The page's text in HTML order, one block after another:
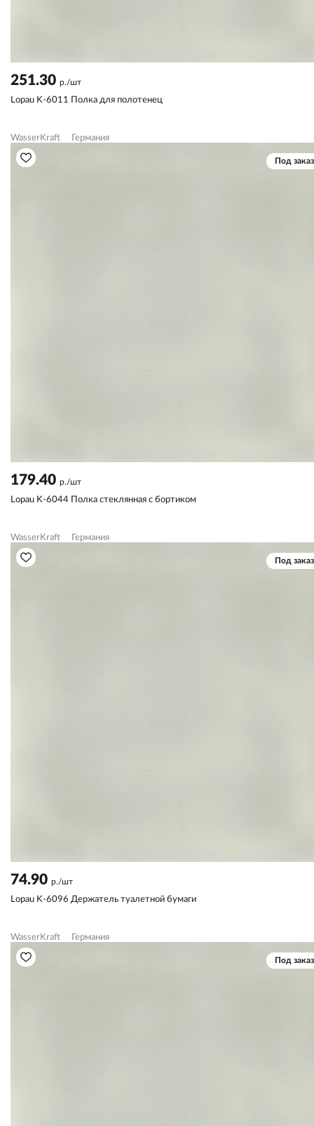
251.30 р./шт
Lopau K-6011 Полка для полотенец
WasserKraft Германия
Под заказ
179.40 р./шт
Lopau K-6044 Полка стеклянная с бортиком
WasserKraft Германия
Под заказ
74.90 р./шт
Lopau K-6096 Держатель туалетной бумаги
WasserKraft Германия
Под заказ